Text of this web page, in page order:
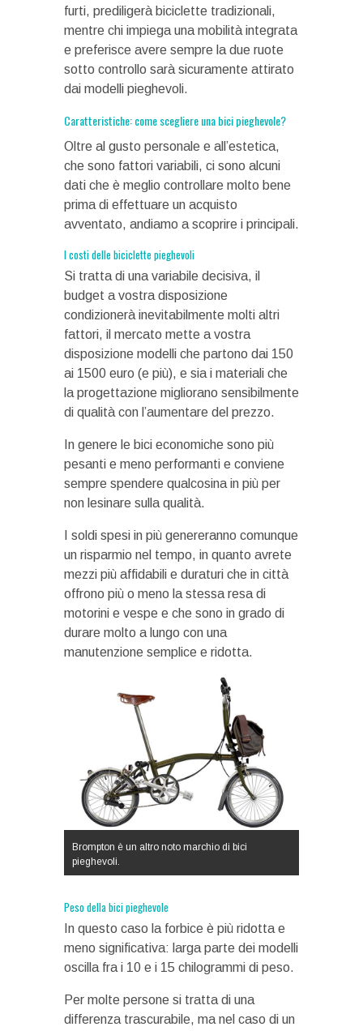
furti, prediligerà biciclette tradizionali,
mentre chi impiega una mobilità integrata
e preferisce avere sempre la due ruote
sotto controllo sarà sicuramente attirato
dai modelli pieghevoli.
Caratteristiche: come scegliere una bici pieghevole?
Oltre al gusto personale e all’estetica,
che sono fattori variabili, ci sono alcuni
dati che è meglio controllare molto bene
prima di effettuare un acquisto
avventato, andiamo a scoprire i principali.
I costi delle biciclette pieghevoli
Si tratta di una variabile decisiva, il
budget a vostra disposizione
condizionerà inevitabilmente molti altri
fattori, il mercato mette a vostra
disposizione modelli che partono dai 150
ai 1500 euro (e più), e sia i materiali che
la progettazione migliorano sensibilmente
di qualità con l’aumentare del prezzo.
In genere le bici economiche sono più
pesanti e meno performanti e conviene
sempre spendere qualcosina in più per
non lesinare sulla qualità.
I soldi spesi in più genereranno comunque
un risparmio nel tempo, in quanto avrete
mezzi più affidabili e duraturi che in città
offrono più o meno la stessa resa di
motorini e vespe e che sono in grado di
durare molto a lungo con una
manutenzione semplice e ridotta.
Brompton è un altro noto marchio di bici
pieghevoli.
Peso della bici pieghevole
In questo caso la forbice è più ridotta e
meno significativa: larga parte dei modelli
oscilla fra i 10 e i 15 chilogrammi di peso.
Per molte persone si tratta di una
differenza trascurabile, ma nel caso di un